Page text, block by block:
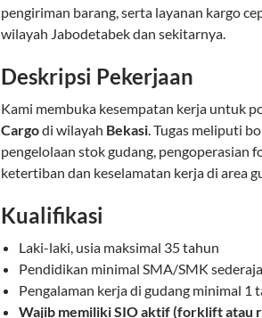
pengiriman barang, serta layanan kargo
wilayah Jabodetabek dan sekitarnya.
Deskripsi Pekerjaan
Kami membuka kesempatan kerja untuk
Cargodi wilayah Bekasi. Tugas meliputi
pengelolaan stok gudang, pengoperasian
ketertiban dan keselamatan kerja di area
Kualifikasi
Laki-laki, usia maksimal 35 tahun
Pendidikan minimal SMA/SMK
Pengalaman kerja di gudang minimal 1
Wajib memiliki SIO aktif (forklift atau